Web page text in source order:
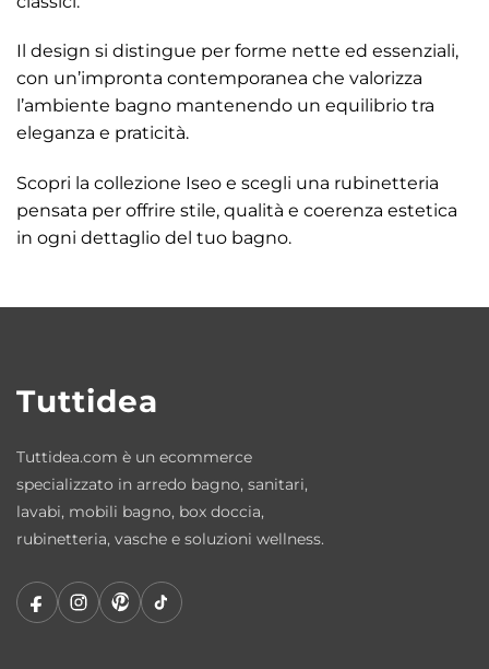
Il design si distingue per forme nette ed essenziali,
con un’impronta contemporanea che valorizza
l’ambiente bagno mantenendo un equilibrio tra
eleganza e praticità.
Scopri la collezione Iseo e scegli una rubinetteria
pensata per offrire stile, qualità e coerenza estetica
in ogni dettaglio del tuo bagno.
Tuttidea
Tuttidea.com è un ecommerce
specializzato in arredo bagno, sanitari,
lavabi, mobili bagno, box doccia,
rubinetteria, vasche e soluzioni wellness.